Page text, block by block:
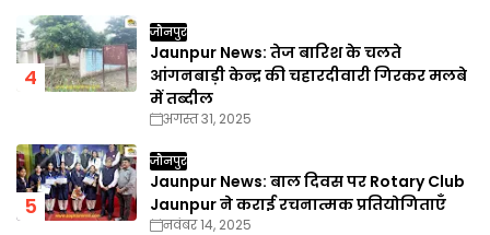
जौनपुर
Jaunpur News: तेज बारिश के चलते
आंगनबाड़ी केन्द्र की चहारदीवारी गिरकर मलबे
में तब्दील
अगस्त 31, 2025
जौनपुर
Jaunpur News: बाल दिवस पर Rotary Club
Jaunpur ने कराई रचनात्मक प्रतियोगिताएँ
नवंबर 14, 2025